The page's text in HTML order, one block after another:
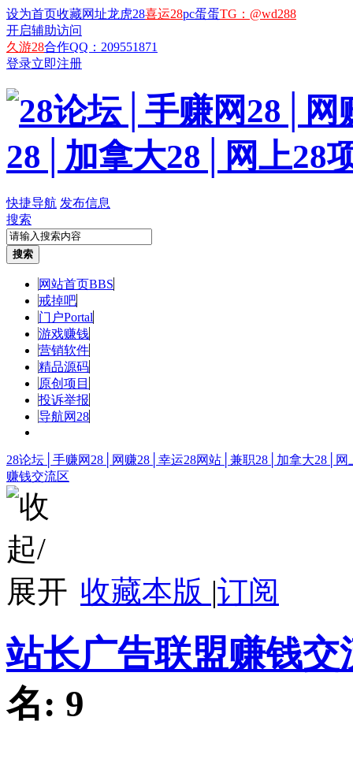
设为首页收藏网址龙虎28喜运28pc蛋蛋TG：@wd288
开启辅助访问
久游28合作QQ：209551871
登录立即注册
快捷导航 发布信息
搜索
搜索
网站首页BBS
戒掉吧
门户Portal
游戏赚钱
营销软件
精品源码
原创项目
投诉举报
导航网28
28论坛│手赚网28│网赚28│幸运28网站│兼职28│加拿大28│网
赚钱交流区
收藏本版 |订阅
站长广告联盟赚钱交
名: 9